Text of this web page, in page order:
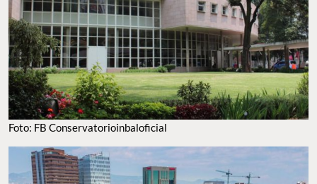
Foto: FB Conservatorioinbaloficial